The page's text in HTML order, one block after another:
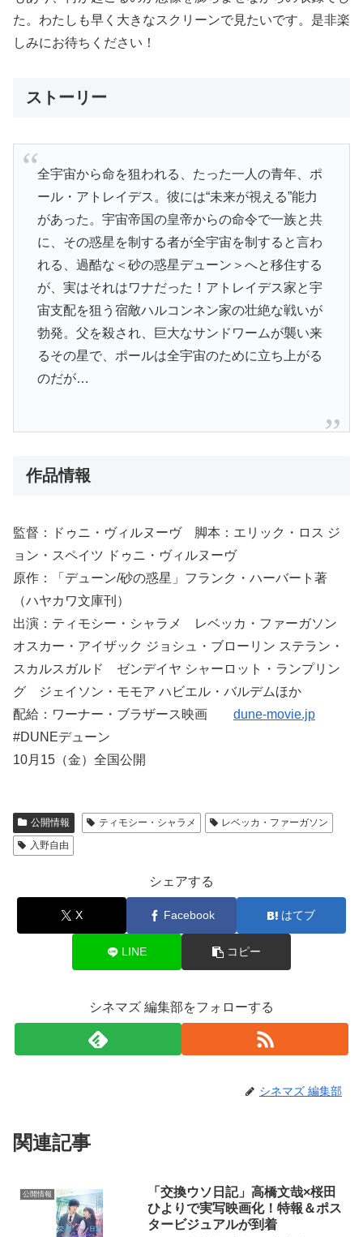
た。わたしも早く大きなスクリーンで見たいです。是非楽
しみにお待ちください！
ストーリー
全宇宙から命を狙われる、たった一人の青年、ポ
ール・アトレイデス。彼には“未来が視える”能力
があった。宇宙帝国の皇帝からの命令で一族と共
に、その惑星を制する者が全宇宙を制すると言わ
れる、過酷な＜砂の惑星デューン＞へと移住する
が、実はそれはワナだった！アトレイデス家と宇
宙支配を狙う宿敵ハルコンネン家の壮絶な戦いが
勃発。父を殺され、巨大なサンドワームが襲い来
るその星で、ポールは全宇宙のために立ち上がる
のだが…
作品情報
監督：ドゥニ・ヴィルヌーヴ 脚本：エリック・ロス ジ
ョン・スペイツ ドゥニ・ヴィルヌーヴ
原作：「デューン/砂の惑星」フランク・ハーバート著
（ハヤカワ文庫刊）
出演：ティモシー・シャラメ レベッカ・ファーガソン
オスカー・アイザック ジョシュ・ブローリン ステラン・
スカルスガルド ゼンデイヤ シャーロット・ランプリン
グ ジェイソン・モモア ハビエル・バルデムほか
配給：ワーナー・ブラザース映画 dune-movie.jp
#DUNEデューン
10月15（金）全国公開
公開情報 ティモシー・シャラメ
レベッカ・ファーガソン
入野自由
シェアする
X Facebook はてブ
LINE コピー
シネマズ 編集部をフォローする
シネマズ 編集部
関連記事
公開情報
「交換ウソ日記」高橋文哉×桜田
ひよりで実写映画化！特報＆ポス
タービジュアルが到着